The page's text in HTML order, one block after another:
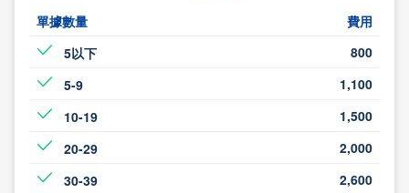
單據數量
費用
5以下
800
5-9
1,100
10-19
1,500
20-29
2,000
30-39
2,600